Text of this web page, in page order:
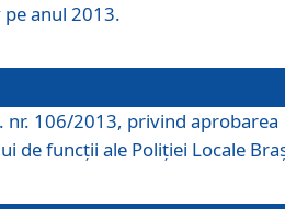
pe anul 2013.
nr. 106/2013, privind aprobarea
de funcţii ale Poliţiei Locale